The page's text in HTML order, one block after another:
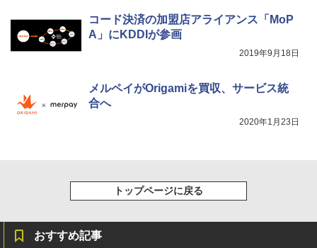
コード決済の加盟店アライアンス「MoP
A」にKDDIが参画
2019年9月18日
メルペイがOrigamiを買収、サービス統
合へ
2020年1月23日
トップページに戻る
おすすめ記事